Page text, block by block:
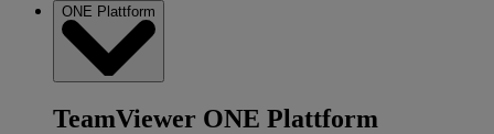
ONE Plattform
TeamViewer ONE Plattform